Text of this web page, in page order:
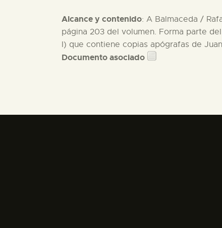
Alcance y contenido: A Balmaceda /
página 203 del volumen. Forma parte
I) que contiene copias apógrafas de
Documento asociado